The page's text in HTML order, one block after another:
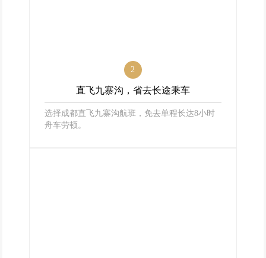
2
直飞九寨沟，省去长途乘车
选择成都直飞九寨沟航班，免去单程长达8小时
舟车劳顿。